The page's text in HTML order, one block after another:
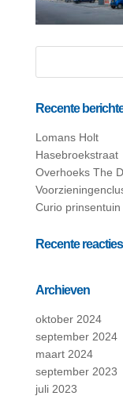
Recente
Lomans Holt
Hasebroekstraat
Overhoeks The
Curio prinsentuin
Recente reacties
Archieven
oktober 2024
september 2024
maart 2024
september 2023
juli 2023